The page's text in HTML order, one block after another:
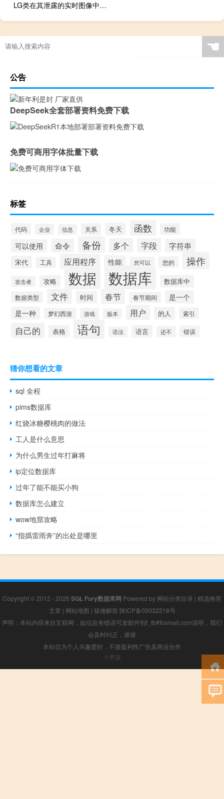
LG类在其泄露的实时图像中显示金属体
☚
公告
DeepSeek全套部署资料免费下载
免费可商用字体批量下载
标签
代码 企业 信息 关系 冬天 函数 功能
可以使用 命令 备份 多个 字段 字符串
宋代 工具 应用程序 性能 您可以 您的 操作
攻击者 攻略 数据 数据库 数据库中
数据类型 文件 时间 春节 春节期间
是一个
是一种
梦幻西游 游戏 版本 用户 的人 索引
自己的 表格 语句 语法 语言 还不 错误
猜你想看的文章
sql 全程
pims数据库
红烧冰糖樱桃肉的做法
工人是什么意思
为什么男生过年打麻将
ip定位数据库
过年了能不能买小狗
数据库怎么建立
wow地窟攻略
“指撝雷雨奔”的出处是哪里
Copyright © 2012 - 2026 SQL Fury数据库网 Powered by 网站分类目录 | 精选推荐
文章 | 网站地图 | 疑难解答 陕ICP备05032218号
声明：本站内容来自互联网，如信息有错误可发邮件到f_fb#foxmail.com说明，我们
会及时纠正，谢谢
本站仅为个人兴趣爱好，不接盈利性广告及商业合作
小男孩